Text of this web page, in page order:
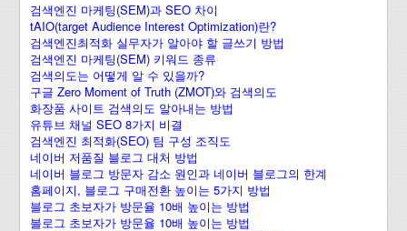
검색엔진 마케팅(SEM)과 SEO 차이
tAIO(target Audience Interest Optimization)란?
검색엔진최적화 실무자가 알아야 할 글쓰기 방법
검색엔진 마케팅(SEM) 키워드 종류
검색의도는 어떻게 알 수 있을까?
구글 Zero Moment of Truth (ZMOT)와 검색의도
화장품 사이트 검색의도 알아내는 방법
유튜브 채널 SEO 8가지 비결
검색엔진 최적화(SEO) 팀 구성 조직도
네이버 저품질 블로그 대처 방법
네이버 블로그 방문자 감소 원인과 네이버 블로그의 한계
홈페이지, 블로그 구매전환 높이는 5가지 방법
블로그 초보자가 방문율 10배 높이는 방법
블로그 초보자가 방문율 10배 높이는 방법